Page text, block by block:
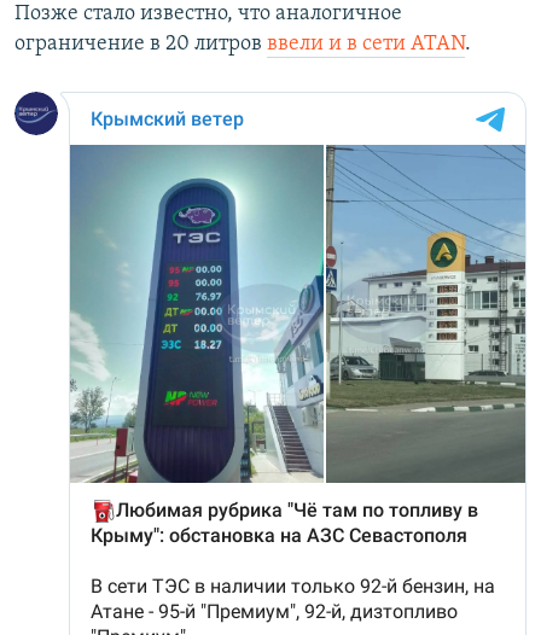
Позже стало известно, что аналогичное
ограничение в 20 литров ввели и в сети ATAN.